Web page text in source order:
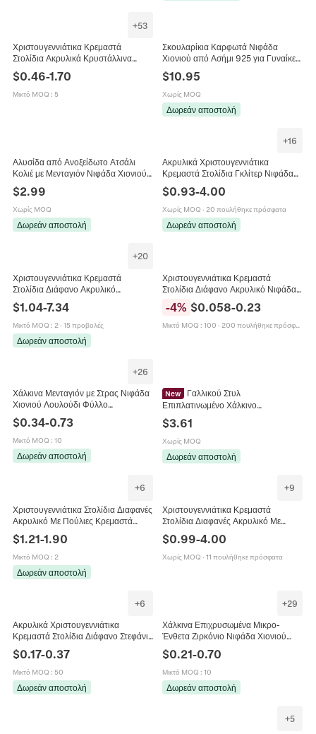
+53
Χριστουγεννιάτικα Κρεμαστά
Στολίδια Ακρυλικά Κρυστάλλινα
Μενταγιόν Διακόσμηση Δέντρου
Νιφάδα Χιονιού Τάρανδος
Κρύσταλλο
$0.46-1.70
Μικτό MOQ : 5
Σκουλαρίκια Καρφωτά Νιφάδα
Χιονιού από Ασήμι 925 για Γυναίκες
Εξαιρετικά Ζιρκόνια Μινιμαλιστικά
Επιχρυσωμένα Κοσμήματα
$10.95
Χωρίς MOQ
Δωρεάν αποστολή
Αλυσίδα από Ανοξείδωτο Ατσάλι
Κολιέ με Μενταγιόν Νιφάδα Χιονιού
από Ζιργκόν για Γυναίκες
Ρυθμιζόμενο Μακρύ Κολιέ Χειμερινό
$2.99
Χωρίς MOQ
Δωρεάν αποστολή
+16
Ακρυλικά Χριστουγεννιάτικα
Κρεμαστά Στολίδια Γκλίτερ Νιφάδα
Χιονιού Τάρανδος Πουλί Φτερό
Μενταγιόν Διακόσμηση Παραθύρου
$0.93-4.00
Χωρίς MOQ · 20 πουλήθηκε πρόσφατα
Δωρεάν αποστολή
+20
Χριστουγεννιάτικα Κρεμαστά
Στολίδια Διάφανο Ακρυλικό
Χιονιού Διακόσμηση Γιορτής
$1.04-7.34
Μικτό MOQ : 2· 15 προβολές
Δωρεάν αποστολή
Χριστουγεννιάτικα Κρεμαστά
Στολίδια Διάφανο Ακρυλικό Νιφάδα
Διακόσμηση Δέντρου
-4% $0.058-0.23
Μικτό MOQ : 100 · 200 πουλήθηκε πρόσφατα
+26
Χάλκινα Μενταγιόν με Στρας Νιφάδα
Χιονιού Λουλούδι Φύλλο
Επιχρυσωμένα DIY Κοσμήματα
Γούρια για Κολιέ Σκουλαρίκια
Βραχιόλι Αξεσουάρ
$0.34-0.73
Μικτό MOQ : 10
Δωρεάν αποστολή
New
Γαλλικού Στυλ
Επιπλατινωμένο Χάλκινο
Ρυθμιζόμενο Τεχνητό Μαργαριτάρι
Νιφάδα Χιονιού Μακρύ Κολιέ
Πουλόβερ Με Φούντα Γυναικεία
Κοσμήματα
$3.61
Χωρίς MOQ
Δωρεάν αποστολή
+6
Χριστουγεννιάτικα Στολίδια Διαφανές
Ακρυλικό Με Πούλιες Κρεμαστά
Δέντρο Διακόσμηση Για Γιορτινό
Πάρτι
$1.21-1.90
Μικτό MOQ : 2
Δωρεάν αποστολή
+9
Χριστουγεννιάτικα Κρεμαστά
Στολίδια Διαφανές Ακρυλικό Με
Μπαλαρίνα Για Το Δέντρο
$0.99-4.00
Χωρίς MOQ · 11 πουλήθηκε πρόσφατα
+6
Ακρυλικά Χριστουγεννιάτικα
Κρεμαστά Στολίδια Διάφανο Στεφάνι
με Νιφάδες Χιονιού και Αστέρια DIY
Χριστουγεννιάτικο Διακοσμητικό
Κρεμαστό για το Σπίτι
$0.17-0.37
Μικτό MOQ : 50
Δωρεάν αποστολή
+29
Χάλκινα Επιχρυσωμένα Μικρο-
Ένθετα Ζιρκόνιο Νιφάδα Χιονιού
Αστέρι Μενταγιόν για DIY Κατασκευή
Κοσμημάτων Κολιέ Βραχιόλι
$0.21-0.70
Μικτό MOQ : 10
Δωρεάν αποστολή
+5